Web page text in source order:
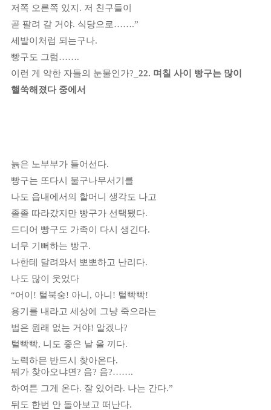
저쪽 오른쪽 있지. 저 친구들이
곧 팔려 갈 거야. 식당으로…….”
세발이처럼 되는구나.
빵구도 그럼…….
이런 게 약한 자들의 눈물인가?_ 22. 며칠 사이 빵구는 많이
핼쑥해졌다 중에서
늙은 노부부가 들어선다.
빵구는 또다시 물구나무서기를
나도 읍내에서의 할머니 생각도 나고
졸졸 따라갔지만 빵구가 선택됐다.
드디어 빵구도 가족이 다시 생긴다.
너무 기뻐하는 빵구.
나한테 달려와서 뽀뽀하고 난리다.
나도 많이 웃었다
“어이! 털북숭! 아니, 아니! 털빡빡!
용기를 내라고 세상에 그냥 죽으라는
법은 원래 없는 거야! 알겠나?
털빡빡, 니도 좋은 날 올 끼다.
노력하믄 반드시 찾아온다.
뭐가 찾아오냐면? 음? 음?…….
하여튼 그게 온다. 잘 있어라. 나는 간다.”
뒤도 한번 안 돌아보고 떠난다.